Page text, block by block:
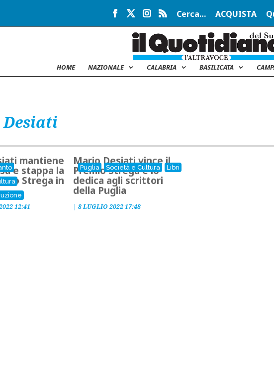
Cerca… ACQUISTA
HOME NAZIONALE CALABRIA BASILICATA
mantiene
e stappa la
Strega in
12:41
Puglia Società e Cultura Libri
Mario Desiati vince il
Premio Strega e lo
dedica agli scrittori
della Puglia
|8 LUGLIO 2022 17:48